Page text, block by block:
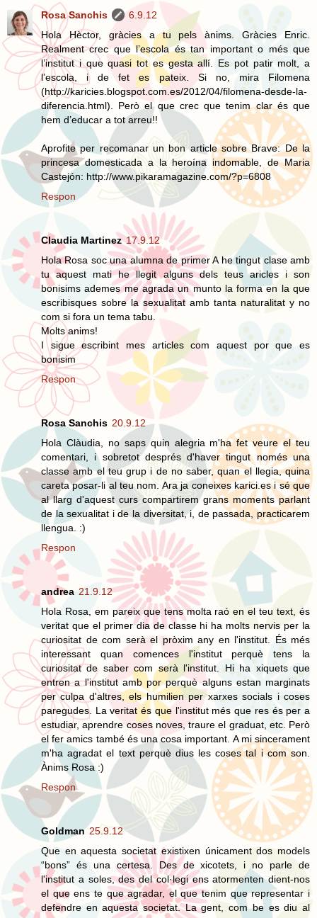
Rosa Sanchis
6.9.12
Hola Hèctor, gràcies a tu pels ànims. Gràcies Enric.
Realment crec que l’escola és tan important o més que
l’institut i que quasi tot es gesta allí. Es pot patir molt, a
l’escola, i de fet es pateix. Si no, mira Filomena
(http://karicies.blogspot.com.es/2012/04/filomena-desde-la-
diferencia.html). Però el que crec que tenim clar és que
hem d’educar a tot arreu!!
Aprofite per recomanar un bon article sobre Brave: De la
princesa domesticada a la heroína indomable, de Maria
Castejón: http://www.pikaramagazine.com/?p=6808
Respon
Claudia Martinez 17.9.12
Hola Rosa soc una alumna de primer A he tingut clase amb
tu aquest mati he llegit alguns dels teus aricles i son
bonisims ademes me agrada un munto la forma en la que
escribisques sobre la sexualitat amb tanta naturalitat y no
com si fora un tema tabu.
Molts anims!
I sigue escribint mes articles com aquest por que es
bonisim
Respon
Rosa Sanchis 20.9.12
Hola Clàudia, no saps quin alegria m'ha fet veure el teu
comentari, i sobretot després d'haver tingut només una
classe amb el teu grup i de no saber, quan el llegia, quina
careta posar-li al teu nom. Ara ja coneixes karici.es i sé que
al llarg d'aquest curs compartirem grans moments parlant
de la sexualitat i de la diversitat, i, de passada, practicarem
llengua. :)
Respon
andrea 21.9.12
Hola Rosa, em pareix que tens molta raó en el teu text, és
veritat que el primer dia de classe hi ha molts nervis per la
curiositat de com serà el pròxim any en l'institut. És més
interessant quan comences l'institut perquè tens la
curiositat de saber com serà l'institut. Hi ha xiquets que
entren a l'institut amb por perquè alguns estan marginats
per culpa d'altres, els humilien per xarxes socials i coses
paregudes. La veritat és que l'institut més que res és per a
estudiar, aprendre coses noves, traure el graduat, etc. Però
el fer amics també és una cosa important. A mi sincerament
m'ha agradat el text perquè dius les coses tal i com son.
Ànims Rosa :)
Respon
Goldman 25.9.12
Que en aquesta societat existixen únicament dos models
“bons” és una certesa. Des de xicotets, i no parle de
l'institut a soles, des del col·legi ens atormenten dient-nos
el que ens te que agradar, el que tenim que representar i
defendre en aquesta societat. La gent, com be es diu al